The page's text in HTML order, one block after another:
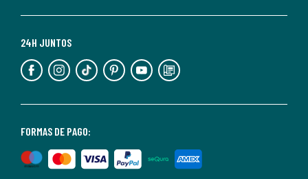
Para
información,
puedes
de
privacidad</2>.
FORMAS DE PAGO:
24H JUNTOS